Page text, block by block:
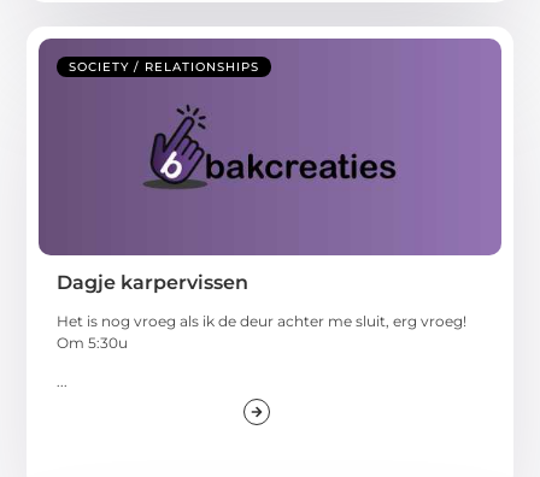
SOCIETY / RELATIONSHIPS
Dagje karpervissen
Het is nog vroeg als ik de deur achter me sluit, erg vroeg!
Om 5:30u
...